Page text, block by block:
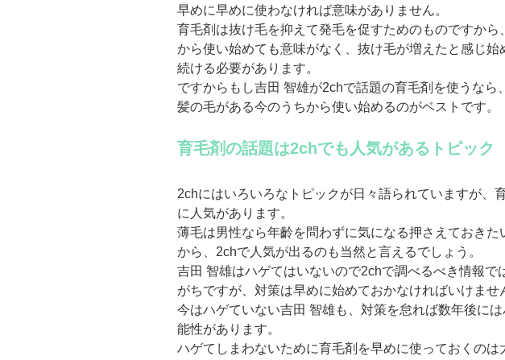
早めに早めに使わなければ意味がありません。
育毛剤は抜け毛を抑えて発毛を促すためのものですから
から使い始めても意味がなく、抜け毛が増えたと感じ始
続ける必要があります。
ですからもし吉田 智雄が2chで話題の育毛剤を使うなら
髪の毛がある今のうちから使い始めるのがベストです。
育毛剤の話題は2chでも人気があるトピック
2chにはいろいろなトピックが日々語られていますが、
に人気があります。
薄毛は男性なら年齡を問わずに気になる押さえておきた
から、2chで人気が出るのも当然と言えるでしょう。
吉田 智雄はハゲてはいないので2chで調べるべき情報で
がちですが、対策は早めに始めておかなければいけませ
今はハゲていない吉田 智雄も、対策を怠れば数年後に
能性があります。
ハゲてしまわないために育毛剤を早めに使っておくのは